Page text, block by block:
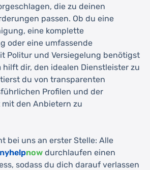
die zu deinen
passen. Ob du eine
eine komplette
oder eine umfassende
Politur und Versiegelung benötigst
hilft dir, den idealen Dienstleister zu
du von transparenten
Profilen und der
den Anbietern zu
bei uns an erster Stelle: Alle
now durchlaufen einen
sodass du dich darauf verlassen